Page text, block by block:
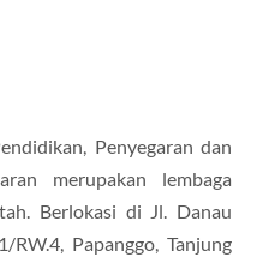
Penyegaran dan
merupakan lembaga
Berlokasi di Jl. Danau
Papanggo, Tanjung